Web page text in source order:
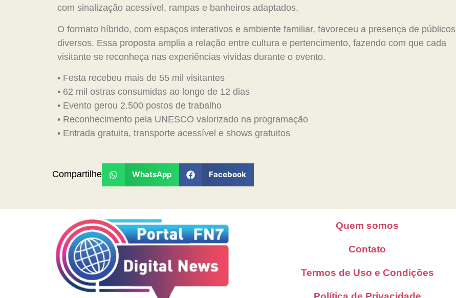
com sinalização acessível, rampas e banheiros adaptados.
O formato híbrido, com espaços interativos e ambiente familiar, favoreceu a presença de públicos
diversos. Essa proposta amplia a relação entre cultura e pertencimento, fazendo com que cada
visitante se reconheça nas experiências vividas durante o evento.
• Festa recebeu mais de 55 mil visitantes
• 62 mil ostras consumidas ao longo de 12 dias
• Evento gerou 2.500 postos de trabalho
• Reconhecimento pela UNESCO valorizado na programação
• Entrada gratuita, transporte acessível e shows gratuitos
Compartilhe WhatsApp Facebook
Quem somos
Contato
Termos de Uso e Condições